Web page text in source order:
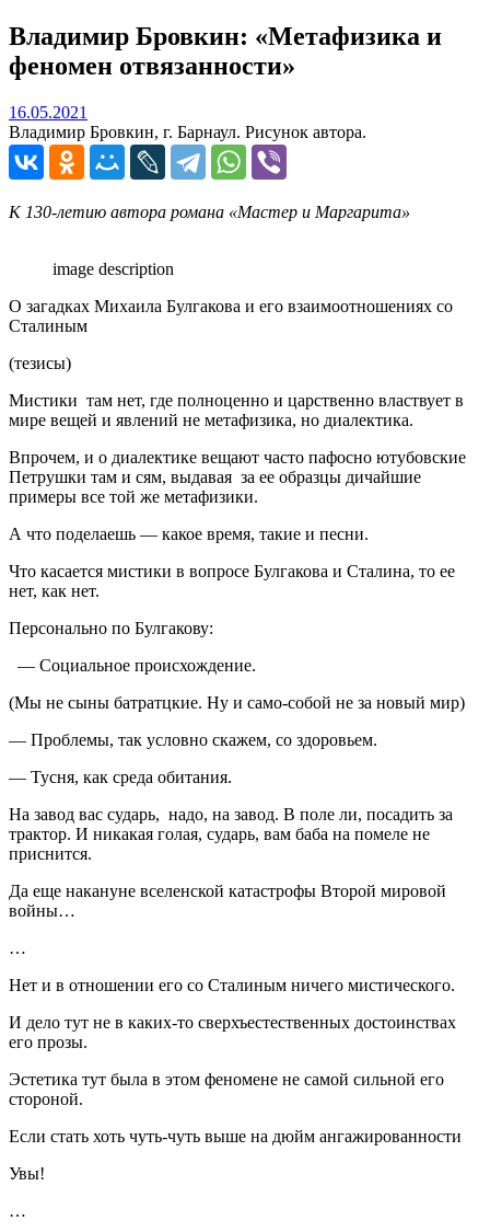
Владимир Бровкин: «Метафизика и
феномен отвязанности»
16.05.2021
Владимир Бровкин, г. Барнаул. Рисунок автора.
К 130-летию автора романа «Мастер и Маргарита»
image description
О загадках Михаила Булгакова и его взаимоотношениях со
Сталиным
(тезисы)
Мистики там нет, где полноценно и царственно властвует в
мире вещей и явлений не метафизика, но диалектика.
Впрочем, и о диалектике вещают часто пафосно ютубовские
Петрушки там и сям, выдавая за ее образцы дичайшие
примеры все той же метафизики.
А что поделаешь — какое время, такие и песни.
Что касается мистики в вопросе Булгакова и Сталина, то ее
нет, как нет.
Персонально по Булгакову:
— Социальное происхождение.
(Мы не сыны батратцкие. Ну и само-собой не за новый мир)
— Проблемы, так условно скажем, со здоровьем.
— Тусня, как среда обитания.
На завод вас сударь, надо, на завод. В поле ли, посадить за
трактор. И никакая голая, сударь, вам баба на помеле не
приснится.
Да еще накануне вселенской катастрофы Второй мировой
войны…
…
Нет и в отношении его со Сталиным ничего мистического.
И дело тут не в каких-то сверхъестественных достоинствах
его прозы.
Эстетика тут была в этом феномене не самой сильной его
стороной.
Если стать хоть чуть-чуть выше на дюйм ангажированности
Увы!
…